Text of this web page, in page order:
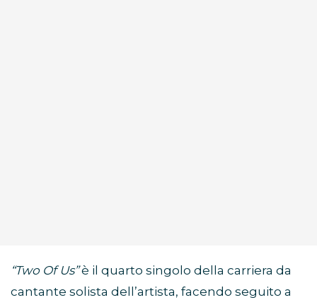
“Two Of Us”è il quarto singolo della carriera da
cantante solista dell’artista, facendo seguito a